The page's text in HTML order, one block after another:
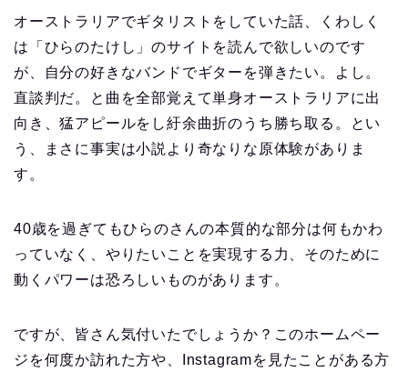
オーストラリアでギタリストをしていた話、くわしく
は「ひらのたけし」のサイトを読んで欲しいのです
が、自分の好きなバンドでギターを弾きたい。よし。
直談判だ。と曲を全部覚えて単身オーストラリアに出
向き、猛アピールをし紆余曲折のうち勝ち取る。とい
う、まさに事実は小説より奇なりな原体験がありま
す。
40歳を過ぎてもひらのさんの本質的な部分は何もかわ
っていなく、やりたいことを実現する力、そのために
動くパワーは恐ろしいものがあります。
ですが、皆さん気付いたでしょうか？このホームペー
ジを何度か訪れた方や、Instagramを見たことがある方